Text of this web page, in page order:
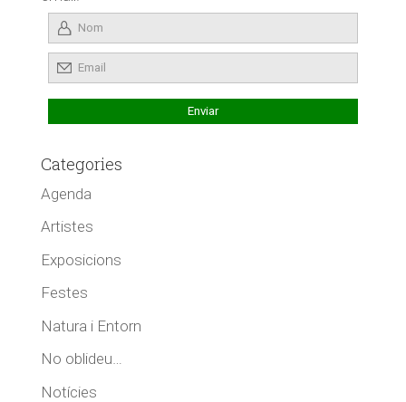
Categories
Agenda
Artistes
Exposicions
Festes
Natura i Entorn
No oblideu…
Notícies